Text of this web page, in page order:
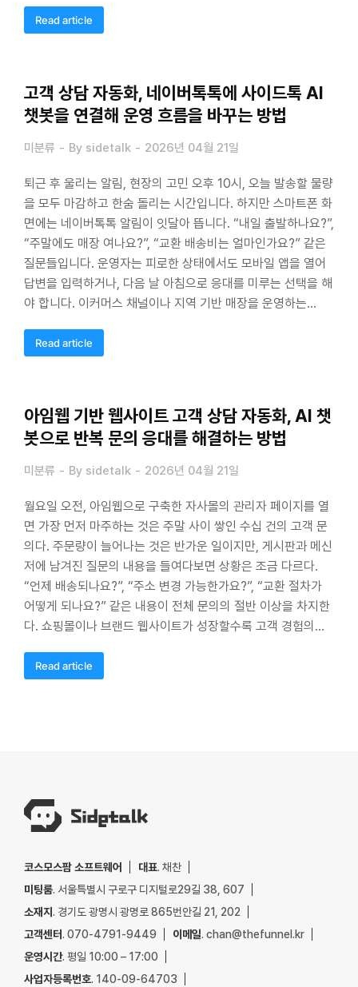
Read article
고객 상담 자동화, 네이버톡톡에 사이드톡 AI
챗봇을 연결해 운영 흐름을 바꾸는 방법
미분류 By sidetalk 2026년 04월 21일
퇴근 후 울리는 알림, 현장의 고민 오후 10시, 오늘 발송할 물량
을 모두 마감하고 한숨 돌리는 시간입니다. 하지만 스마트폰 화
면에는 네이버톡톡 알림이 잇달아 뜹니다. “내일 출발하나요?”,
“주말에도 매장 여나요?”, “교환 배송비는 얼마인가요?” 같은
질문들입니다. 운영자는 피로한 상태에서도 모바일 앱을 열어
답변을 입력하거나, 다음 날 아침으로 응대를 미루는 선택을 해
야 합니다. 이커머스 채널이나 지역 기반 매장을 운영하는…
Read article
아임웹 기반 웹사이트 고객 상담 자동화, AI 챗
봇으로 반복 문의 응대를 해결하는 방법
미분류 By sidetalk 2026년 04월 21일
월요일 오전, 아임웹으로 구축한 자사몰의 관리자 페이지를 열
면 가장 먼저 마주하는 것은 주말 사이 쌓인 수십 건의 고객 문
의다. 주문량이 늘어나는 것은 반가운 일이지만, 게시판과 메신
저에 남겨진 질문의 내용을 들여다보면 상황은 조금 다르다.
“언제 배송되나요?”, “주소 변경 가능한가요?”, “교환 절차가
어떻게 되나요?” 같은 내용이 전체 문의의 절반 이상을 차지한
다. 쇼핑몰이나 브랜드 웹사이트가 성장할수록 고객 경험의…
Read article
코스모스팜 소프트웨어 대표. 채찬
미팅룸. 서울특별시 구로구 디지털로29길 38, 607
소재지. 경기도 광명시 광명로 865번안길 21, 202
고객센터. 070-4791-9449 이메일. chan@thefunnel.kr
운영시간. 평일 10:00 – 17:00
사업자등록번호. 140-09-64703